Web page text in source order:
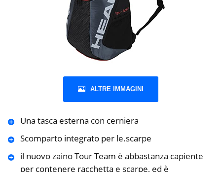
ALTRE IMMAGINI
Una tasca esterna con cerniera
Scomparto integrato per le.scarpe
il nuovo zaino Tour Team è abbastanza capiente
per contenere racchetta e scarpe, ed è